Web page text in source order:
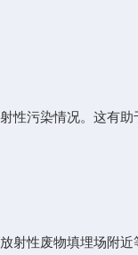
污染情况。这有
性废物填埋场附